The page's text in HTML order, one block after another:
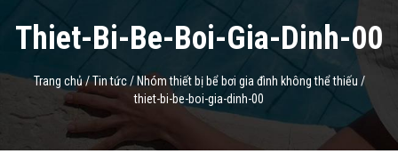
Thiet-Bi-Be-Boi-Gia-Dinh-00
Trang chủ/Tin tức/ Nhóm thiết bị bể bơi gia đình không thể thiếu /
thiet-bi-be-boi-gia-dinh-00